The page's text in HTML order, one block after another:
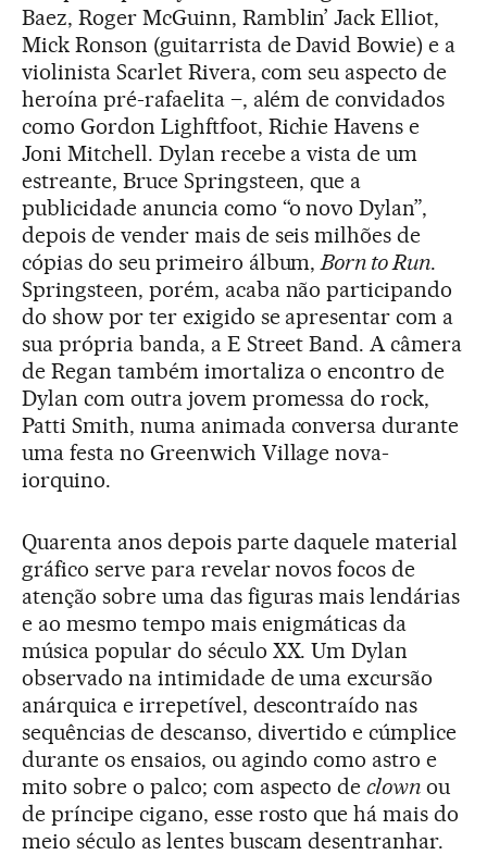
Baez, Roger McGuinn, Ramblin’ Jack Elliot,
Mick Ronson (guitarrista de David Bowie) e a
violinista Scarlet Rivera, com seu aspecto de
heroína pré-rafaelita –, além de convidados
como Gordon Lighftfoot, Richie Havens e
Joni Mitchell. Dylan recebe a vista de um
estreante, Bruce Springsteen, que a
publicidade anuncia como “o novo Dylan”,
depois de vender mais de seis milhões de
cópias do seu primeiro álbum, Born to Run.
Springsteen, porém, acaba não participando
do show por ter exigido se apresentar com a
sua própria banda, a E Street Band. A câmera
de Regan também imortaliza o encontro de
Dylan com outra jovem promessa do rock,
Patti Smith, numa animada conversa durante
uma festa no Greenwich Village nova-
iorquino.
Quarenta anos depois parte daquele material
gráfico serve para revelar novos focos de
atenção sobre uma das figuras mais lendárias
e ao mesmo tempo mais enigmáticas da
música popular do século XX. Um Dylan
observado na intimidade de uma excursão
anárquica e irrepetível, descontraído nas
sequências de descanso, divertido e cúmplice
durante os ensaios, ou agindo como astro e
mito sobre o palco; com aspecto declown ou
de príncipe cigano, esse rosto que há mais do
meio século as lentes buscam desentranhar.